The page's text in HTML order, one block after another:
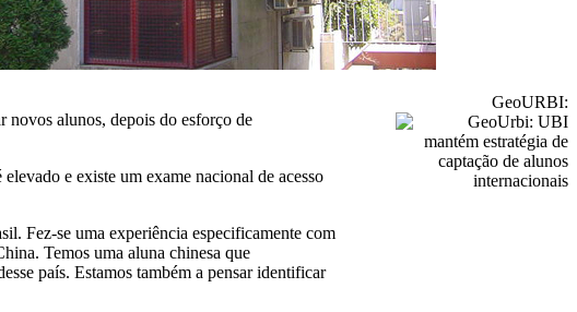
novos alunos, depois do esforço de
e existe um exame nacional de acesso
Fez-se uma experiência especificamente com
Temos uma aluna chinesa que
país. Estamos também a pensar identificar
GeoURBI: